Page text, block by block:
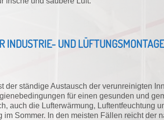
INDUSTRIE- UND
der ständige Austausch der verunreinigten
für einen gesunden und
auch die Lufterwärmung, Luftentfeuchtung
Sommer. In den meisten Fällen reicht der